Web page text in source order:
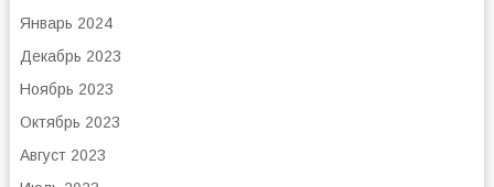
Январь 2024
Декабрь 2023
Ноябрь 2023
Октябрь 2023
Август 2023